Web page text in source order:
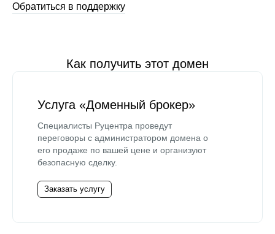
Обратиться в поддержку
Как получить этот домен
Услуга «Доменный брокер»
Специалисты Руцентра проведут
переговоры с администратором домена о
его продаже по вашей цене и организуют
безопасную сделку.
Заказать услугу